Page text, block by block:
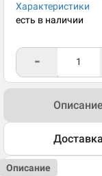
Характеристики
есть в наличии
-
Описание
Доставка
Описание